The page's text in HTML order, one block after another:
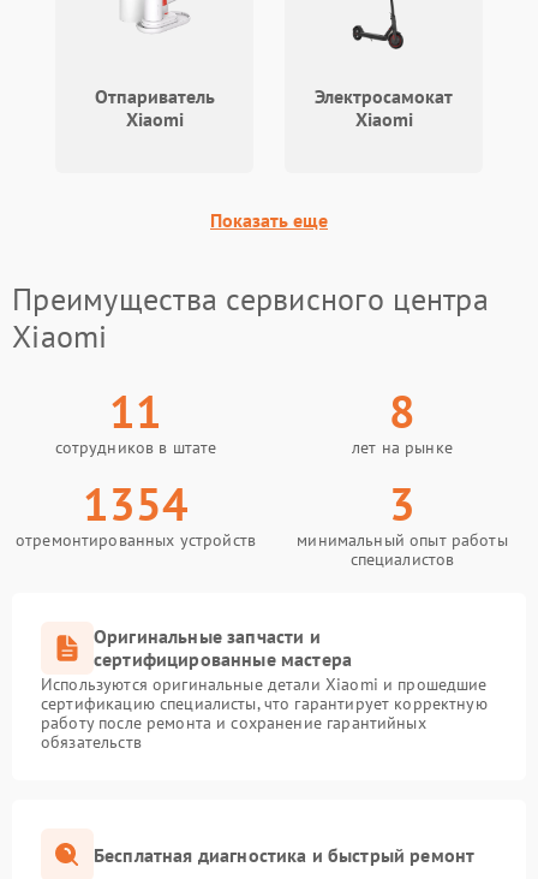
Отпариватель
Xiaomi
Электросамокат
Xiaomi
Показать еще
Преимущества сервисного центра
Xiaomi
11
сотрудников в штате
8
лет на рынке
1354
отремонтированных устройств
3
минимальный опыт работы
специалистов
Оригинальные запчасти и
сертифицированные мастера
Используются оригинальные детали Xiaomi и прошедшие
сертификацию специалисты, что гарантирует корректную
работу после ремонта и сохранение гарантийных
обязательств
Бесплатная диагностика и быстрый ремонт